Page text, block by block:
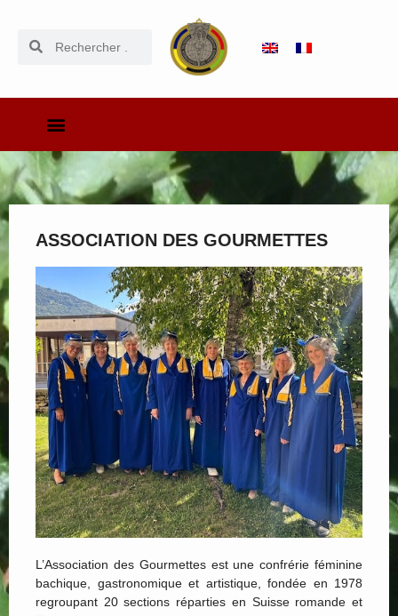
ASSOCIATION DES GOURMETTES
L’Association des Gourmettes est une confrérie féminine
bachique, gastronomique et artistique, fondée en 1978
regroupant 20 sections réparties en Suisse romande et